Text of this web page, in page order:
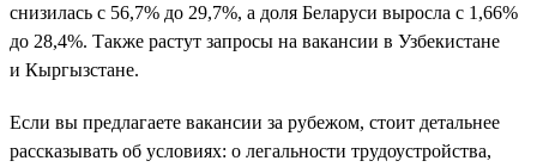
снизилась с 56,7% до 29,7%, а доля Беларуси выросла с 1,66%
до 28,4%. Также растут запросы на вакансии в Узбекистане
и Кыргызстане.
Если вы предлагаете вакансии за рубежом, стоит детальнее
рассказывать об условиях: о легальности трудоустройства,